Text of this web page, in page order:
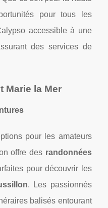
pour tous les
accessible à une
des services de
Marie la Mer
pour les amateurs
offre des randonnées
pour découvrir les
. Les passionnés
balisés entourant